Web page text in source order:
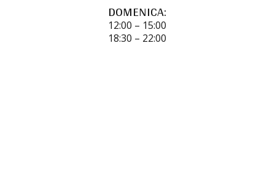
DOMENICA:
12:00 – 15:00
18:30 – 22:00